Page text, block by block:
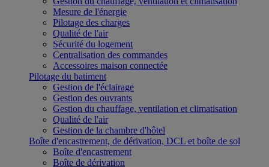
Mesure de l'énergie
Pilotage des charges
Qualité de l'air
Sécurité du logement
Centralisation des commandes
Accessoires maison connectée
Pilotage du batiment
Gestion de l'éclairage
Gestion des ouvrants
Gestion du chauffage, ventilation et climatisation
Qualité de l'air
Gestion de la chambre d'hôtel
Boîte d'encastrement, de dérivation, DCL et boîte de sol
Boîte d'encastrement
Boîte de dérivation